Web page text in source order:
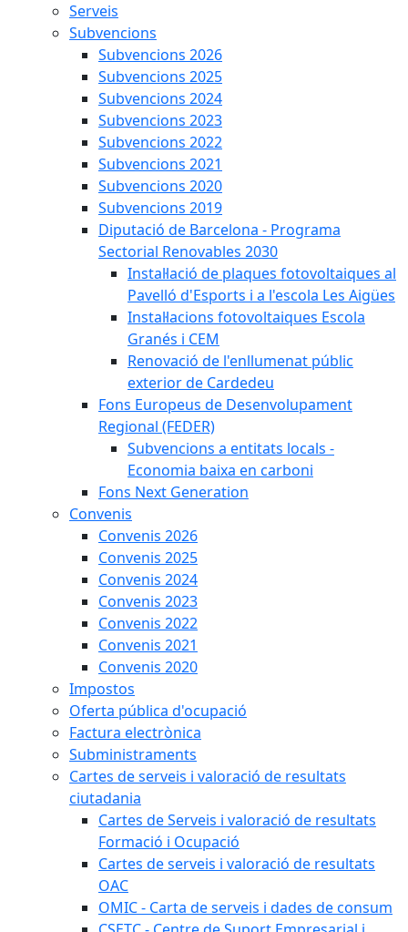
Serveis
Subvencions
Subvencions 2026
Subvencions 2025
Subvencions 2024
Subvencions 2023
Subvencions 2022
Subvencions 2021
Subvencions 2020
Subvencions 2019
Diputació de Barcelona - Programa
Sectorial Renovables 2030
Instal·lació de plaques fotovoltaiques al
Pavelló d'Esports i a l'escola Les Aigües
Instal·lacions fotovoltaiques Escola
Granés i CEM
Renovació de l'enllumenat públic
exterior de Cardedeu
Fons Europeus de Desenvolupament
Regional (FEDER)
Subvencions a entitats locals -
Economia baixa en carboni
Fons Next Generation
Convenis
Convenis 2026
Convenis 2025
Convenis 2024
Convenis 2023
Convenis 2022
Convenis 2021
Convenis 2020
Impostos
Oferta pública d'ocupació
Factura electrònica
Subministraments
Cartes de serveis i valoració de resultats
ciutadania
Cartes de Serveis i valoració de resultats
Formació i Ocupació
Cartes de serveis i valoració de resultats
OAC
OMIC - Carta de serveis i dades de consum